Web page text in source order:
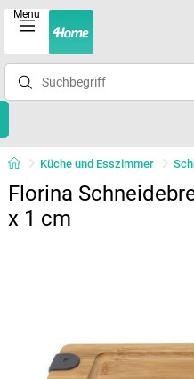
Menu
Küche und Esszimmer
Florina
x 1 cm